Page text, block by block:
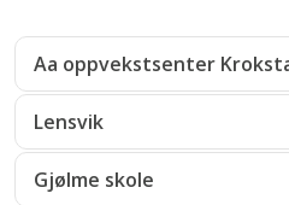
Aa oppvekstsenter
Lensvik
Gjølme skole